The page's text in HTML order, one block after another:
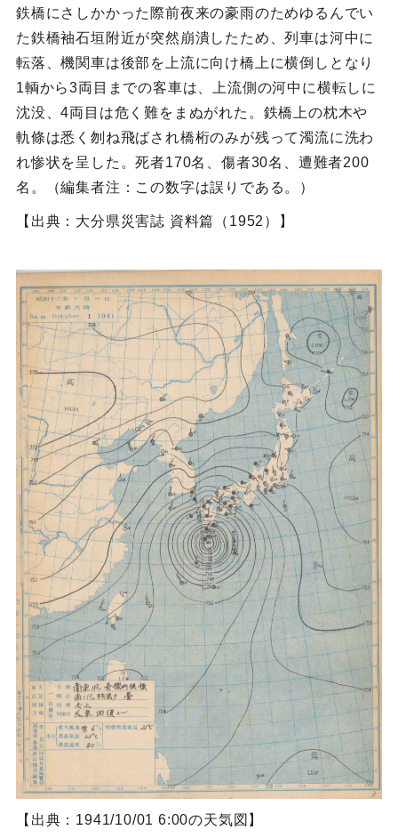
鉄橋にさしかかった際前夜来の豪雨のためゆるんでい
た鉄橋袖石垣附近が突然崩潰したため、列車は河中に
転落、機関車は後部を上流に向け橋上に横倒しとなり
1輌から3両目までの客車は、上流側の河中に横転しに
沈没、4両目は危く難をまぬがれた。鉄橋上の枕木や
軌條は悉く刎ね飛ばされ橋桁のみが残って濁流に洗わ
れ惨状を呈した。死者170名、傷者30名、遭難者200
名。（編集者注：この数字は誤りである。）
【出典：大分県災害誌 資料篇（1952）】
【出典：1941/10/01 6:00の天気図】